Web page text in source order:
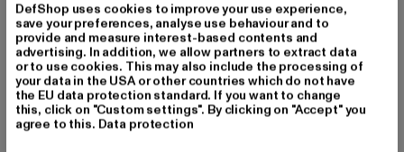
Art.Nr: 115075-20629
Hersteller: Punch GmbH |info@punch-gmbh.de
Im Taubental 15a | 41468 Neuss | DE
GRÖSSE & PASSFORM
DefShop uses cookies to improve your use experience,
save your preferences, analyse use behaviour and to
provide and measure interest-based contents and
advertising. In addition, we allow partners to extract data
or to use cookies. This may also include the processing of
your data in the USA or other countries which do not have
the EU data protection standard. If you want to change
this, click on "Custom settings". By clicking on "Accept" you
agree to this. Data protection